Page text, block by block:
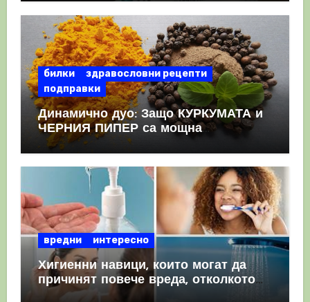
билки
здравословни рецепти
подправки
Динамично дуо: Защо КУРКУМАТА и
ЧЕРНИЯ ПИПЕР са мощна
комбинация
вредни интересно
Хигиенни навици, които могат да
причинят повече вреда, отколкото
полза